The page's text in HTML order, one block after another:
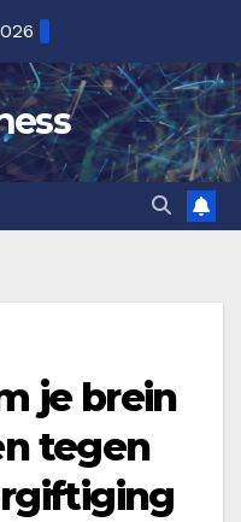
je brein
tegen